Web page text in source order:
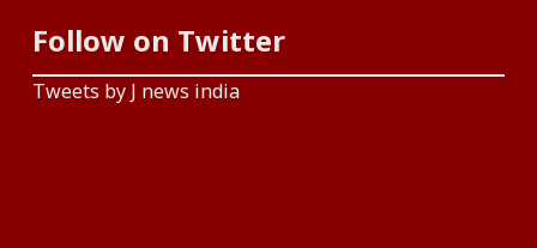
Follow on Twitter
Tweets by J news india